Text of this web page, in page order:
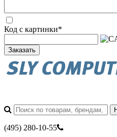
Код с картинки*
Заказать
(495) 280-10-55